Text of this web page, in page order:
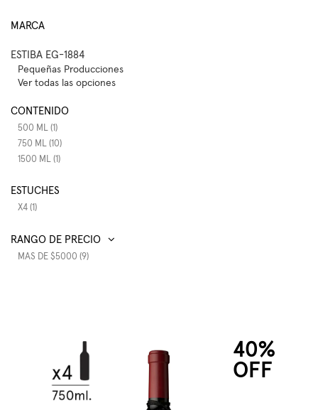
MARCA
ESTIBA EG-1884
Pequeñas Producciones
Ver todas las opciones
CONTENIDO
500 ML (1)
750 ML (10)
1500 ML (1)
ESTUCHES
X4 (1)
RANGO DE PRECIO
MAS DE $5000 (9)
40%
OFF